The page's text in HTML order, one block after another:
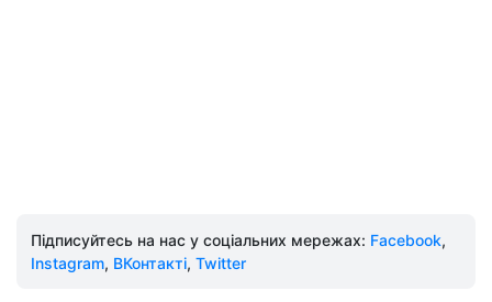
Підписуйтесь на нас у соціальних мережах: Facebook,
Instagram, ВКонтакті, Twitter